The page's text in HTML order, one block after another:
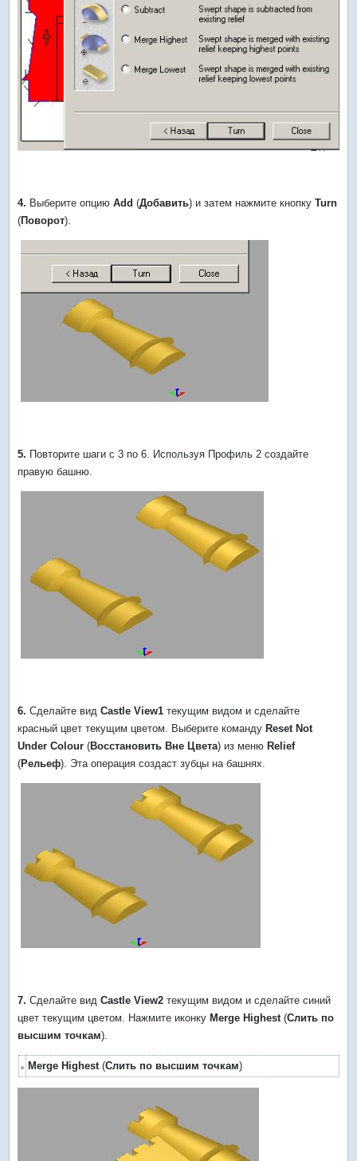
4. Выберите опциюAdd (Добавить) и затем нажмите кнопкуTurn
(Поворот).
5. Повторите шаги с 3 по 6. Используя Профиль 2 создайте
правую башню.
6. Сделайте видCastle View1текущим видом и сделайте
красный цвет текущим цветом. Выберите команду Reset Not
Under Colour (Восстановить Вне Цвета) из меню Relief
(Рельеф). Эта операция создаст зубцы на башнях.
7. Сделайте видCastle View2текущим видом и сделайте синий
цвет текущим цветом. Нажмите иконку Merge Highest(Слить по
высшим точкам).
Merge Highest(Слить по высшим точкам)